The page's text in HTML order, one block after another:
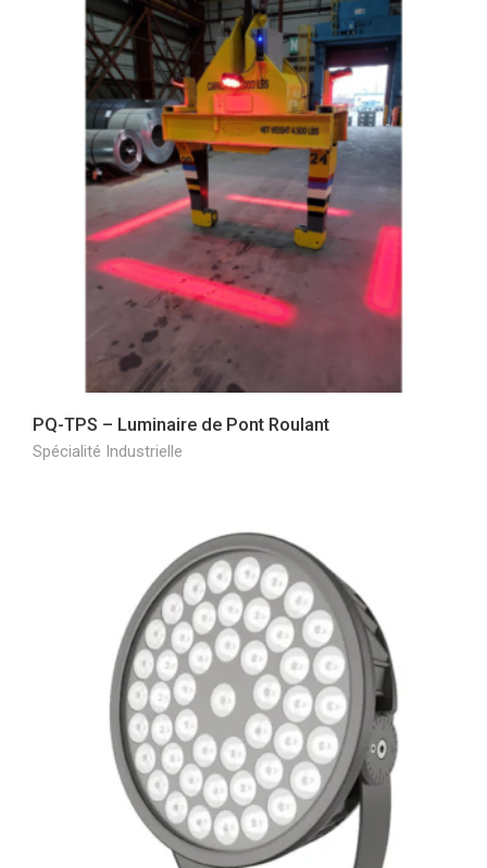
PQ-TPS – Luminaire de Pont Roulant
Spécialité Industrielle